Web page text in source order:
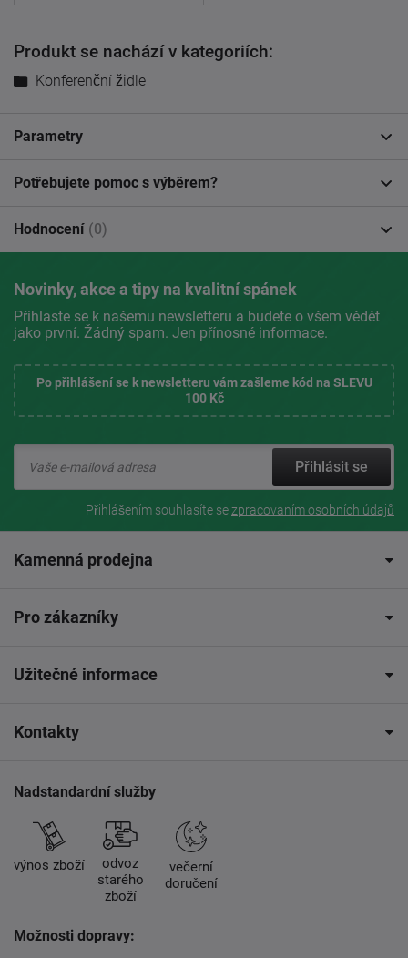
Produkt se nachází v kategoriích:
Konferenční židle
Parametry
Potřebujete pomoc s výběrem?
Hodnocení (0)
Novinky, akce a tipy na kvalitní spánek
Přihlaste se k našemu newsletteru a budete o všem vědět
jako první. Žádný spam. Jen přínosné informace.
Po přihlášení se k newsletteru vám zašleme kód na SLEVU
100 Kč
Přihlásit se
Přihlášením souhlasíte sezpracovaním osobních údajů
Kamenná prodejna
Pro zákazníky
Užitečné informace
Kontakty
Nadstandardní služby
výnos zboží
odvoz
starého
zboží
večerní
doručení
Možnosti dopravy: